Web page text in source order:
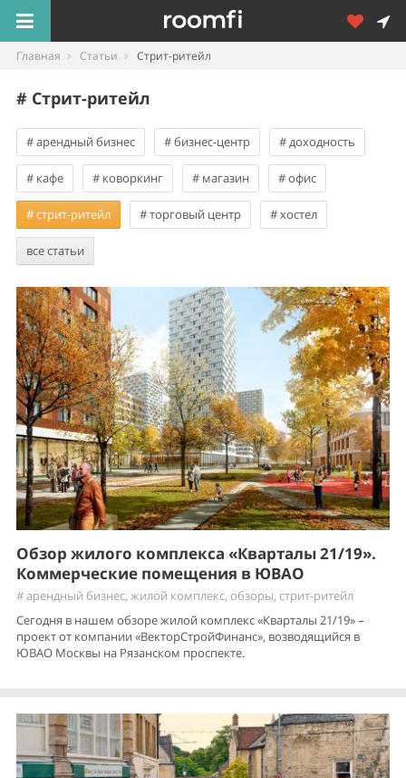
Главная Статьи Стрит-ритейл
# Стрит-ритейл
# арендный бизнес # бизнес-центр # доходность
# кафе # коворкинг # магазин # офис
# стрит-ритейл # торговый центр # хостел
все статьи
Обзор жилого комплекса «Кварталы 21/19».
Коммерческие помещения в ЮВАО
#арендный бизнес, жилой комплекс, обзоры, стрит-ритейл
Сегодня в нашем обзоре жилой комплекс «Кварталы 21/19» –
проект от компании «ВекторСтройФинанс», возводящийся в
ЮВАО Москвы на Рязанском проспекте.